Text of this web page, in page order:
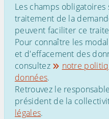
Les champs obligatoires
traitement de la
peuvent faciliter ce
Pour connaître les
et d'effacement des
consultez
notre
données.
Retrouvez le
président de la
légales.